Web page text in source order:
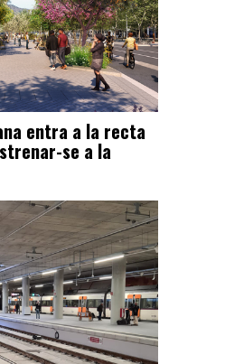
entra a la recta
se a la